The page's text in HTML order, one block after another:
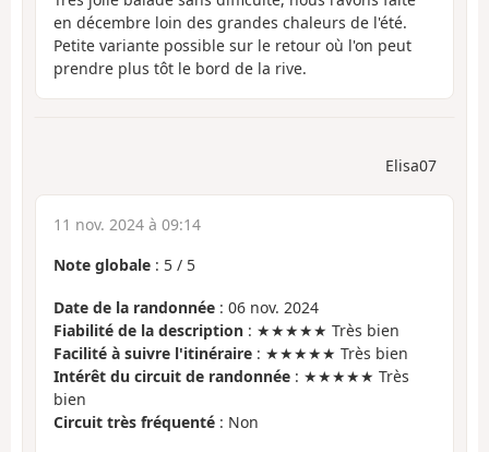
en décembre loin des grandes chaleurs de l'été.
Petite variante possible sur le retour où l'on peut
prendre plus tôt le bord de la rive.
Elisa07
11 nov. 2024 à 09:14
Note globale : 5 / 5
Date de la randonnée : 06 nov. 2024
Fiabilité de la description : ★★★★★ Très bien
Facilité à suivre l'itinéraire : ★★★★★ Très bien
Intérêt du circuit de randonnée : ★★★★★ Très
bien
Circuit très fréquenté : Non